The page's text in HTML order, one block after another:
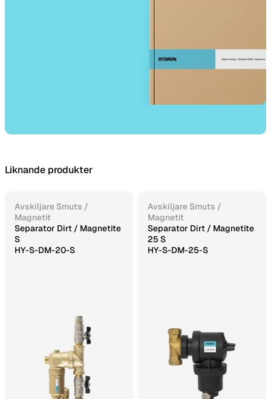
Liknande produkter
Avskiljare Smuts /
Magnetit
Separator Dirt / Magnetite
S
HY-S-DM-20-S
Avskiljare Smuts /
Magnetit
Separator Dirt / Magnetite
25 S
HY-S-DM-25-S